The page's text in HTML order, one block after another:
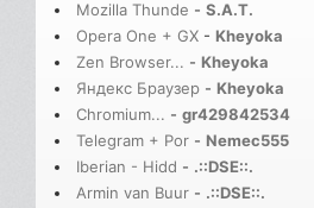
Mozilla Thunde - S.A.T.
Opera One + GX - Kheyoka
Zen Browser... - Kheyoka
Яндекс Браузер - Kheyoka
Chromium... - gr429842534
Telegram + Por - Nemec555
Iberian - Hidd - .::DSE::.
Armin van Buur - .::DSE::.